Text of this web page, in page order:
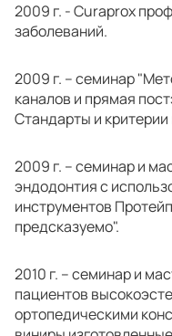
2009 г. - Сuraprox
заболеваний.
2009 г. – семинар
каналов и прямая
Стандарты и критерии
2009 г. – семинар и
эндодонтия с
инструментов
предсказуемо".
2010 г. – семинар и
пациентов
ортопедическими